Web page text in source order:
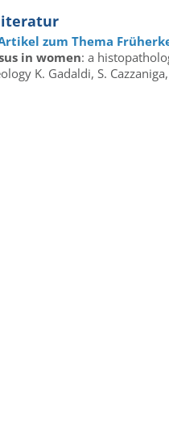
zum Thema
in women: a
K. Gadaldi, S.